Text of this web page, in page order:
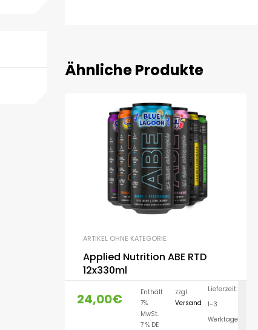
Ähnliche Produkte
ARTIKEL OHNE KATEGORIE
Applied Nutrition ABE RTD
12x330ml
24,00€
Enthält
7%
MwSt.
7 % DE
zzgl.
Versand
Lieferzeit:
1-3
Werktage